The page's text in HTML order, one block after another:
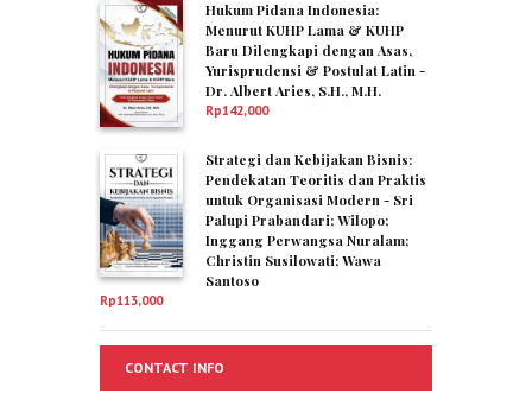
Hukum Pidana Indonesia:
Menurut KUHP Lama & KUHP
Baru Dilengkapi dengan Asas,
Yurisprudensi & Postulat Latin -
Dr. Albert Aries, S.H., M.H.
Rp142,000
Strategi dan Kebijakan Bisnis:
Pendekatan Teoritis dan Praktis
untuk Organisasi Modern - Sri
Palupi Prabandari; Wilopo;
Inggang Perwangsa Nuralam;
Christin Susilowati; Wawa
Santoso
Rp113,000
CONTACT INFO